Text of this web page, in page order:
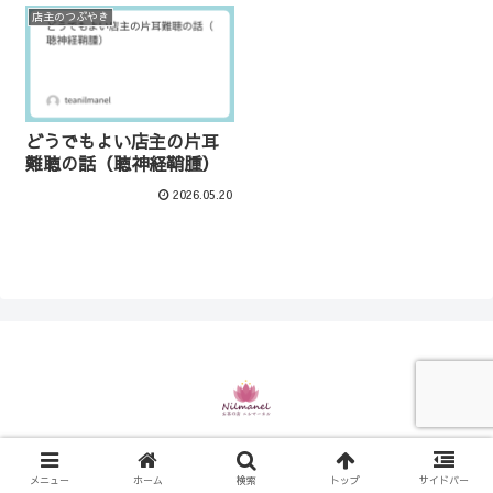
店主のつぶやき
どうでもよい店主の片耳
難聴の話（聴神経鞘腫）
2026.05.20
© 2021 お茶の店 ニルマーネル.
メニュー ホーム 検索 トップ サイドバー